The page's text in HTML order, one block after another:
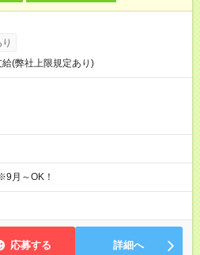
(弊社上限規定あり)
～OK！
応募する 詳細へ